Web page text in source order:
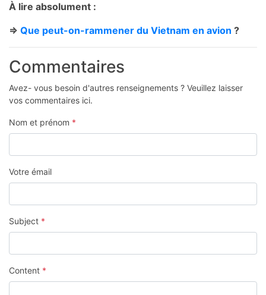
À lire absolument :
=> Que peut-on-rammener du Vietnam en avion ?
Commentaires
Avez- vous besoin d'autres renseignements ? Veuillez laisser
vos commentaires ici.
Nom et prénom *
Votre émail
Subject *
Content *